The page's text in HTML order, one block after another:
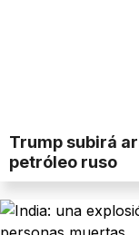
Trump subirá
petróleo ruso